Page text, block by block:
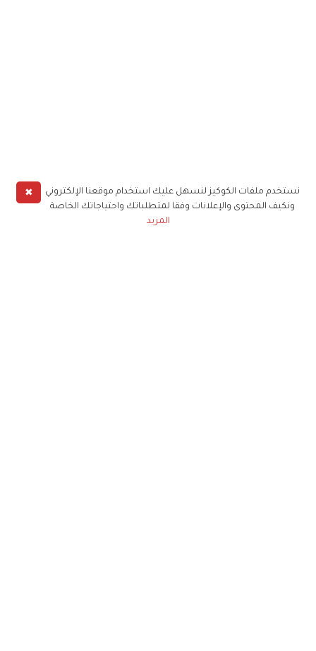
✖
نستخدم ملفات الكوكيز لنسهل عليك استخدام موقعنا الإلكتروني
ونكيف المحتوى والإعلانات وفقا لمتطلباتك واحتياجاتك الخاصة
المزيد